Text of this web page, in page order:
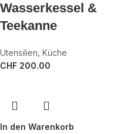
Wasserkessel &
Teekanne
Utensilien, Küche
CHF 200.00
In den Warenkorb